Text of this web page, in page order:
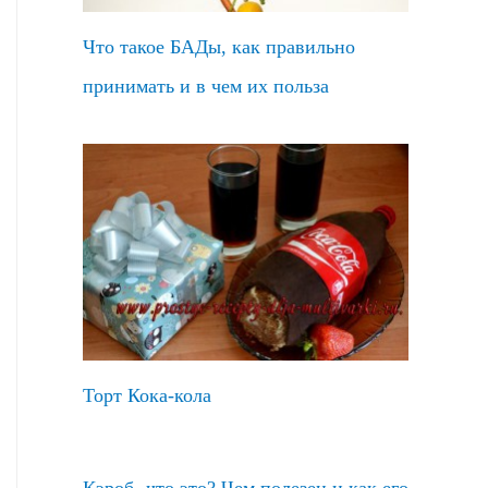
Что такое БАДы, как правильно
принимать и в чем их польза
Торт Кока-кола